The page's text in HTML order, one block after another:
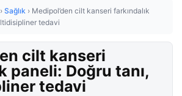
› Sağlık › Medipol’den cilt kanseri farkındalık
tedavi
cilt kanseri
paneli: Doğru tanı,
tedavi